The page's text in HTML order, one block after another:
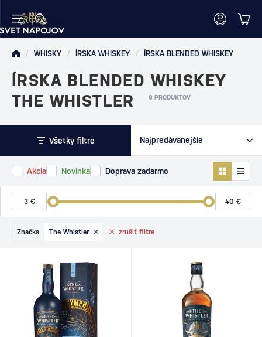
/ WHISKY / ÍRSKA WHISKEY / ÍRSKA BLENDED WHISKEY
ÍRSKA BLENDED WHISKEY
THE WHISTLER
9 PRODUKTOV
Všetky filtre
Akcia Novinka Doprava zadarmo
zrušiť filtre
Značka The Whistler